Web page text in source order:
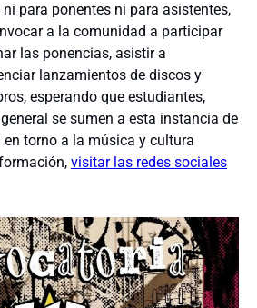
para ponentes ni para asistentes,
a la comunidad a participar
las ponencias, asistir a
lanzamientos de discos y
esperando que estudiantes,
se sumen a esta instancia de
torno a la música y cultura
visitar las redes sociales